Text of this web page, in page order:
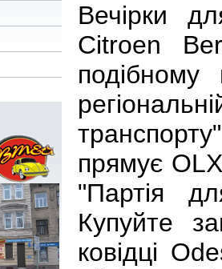
Вечірки
Citroen
прямує
"Партія
Купуйте
ковідці